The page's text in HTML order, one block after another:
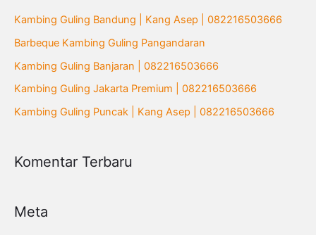
u
k
:
Kambing Guling Bandung | Kang Asep | 082216503666
Barbeque Kambing Guling Pangandaran
Kambing Guling Banjaran | 082216503666
Kambing Guling Jakarta Premium | 082216503666
Kambing Guling Puncak | Kang Asep | 082216503666
Komentar Terbaru
Meta